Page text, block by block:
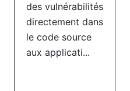
des vulnérabilités
directement dans
le code source
aux applicati...